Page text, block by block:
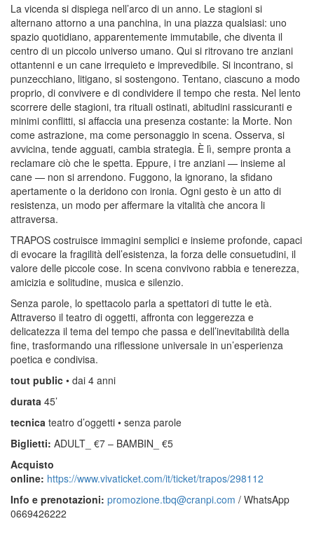
La vicenda si dispiega nell’arco di un anno. Le stagioni si
alternano attorno a una panchina, in una piazza qualsiasi: uno
spazio quotidiano, apparentemente immutabile, che diventa il
centro di un piccolo universo umano. Qui si ritrovano tre anziani
ottantenni e un cane irrequieto e imprevedibile. Si incontrano, si
punzecchiano, litigano, si sostengono. Tentano, ciascuno a modo
proprio, di convivere e di condividere il tempo che resta. Nel lento
scorrere delle stagioni, tra rituali ostinati, abitudini rassicuranti e
minimi conflitti, si affaccia una presenza costante: la Morte. Non
come astrazione, ma come personaggio in scena. Osserva, si
avvicina, tende agguati, cambia strategia. È lì, sempre pronta a
reclamare ciò che le spetta. Eppure, i tre anziani — insieme al
cane — non si arrendono. Fuggono, la ignorano, la sfidano
apertamente o la deridono con ironia. Ogni gesto è un atto di
resistenza, un modo per affermare la vitalità che ancora li
attraversa.
TRAPOS costruisce immagini semplici e insieme profonde, capaci
di evocare la fragilità dell’esistenza, la forza delle consuetudini, il
valore delle piccole cose. In scena convivono rabbia e tenerezza,
amicizia e solitudine, musica e silenzio.
Senza parole, lo spettacolo parla a spettatori di tutte le età.
Attraverso il teatro di oggetti, affronta con leggerezza e
delicatezza il tema del tempo che passa e dell’inevitabilità della
fine, trasformando una riflessione universale in un’esperienza
poetica e condivisa.
tout public • dai 4 anni
durata 45’
tecnica teatro d’oggetti • senza parole
Biglietti: ADULT_ €7 – BAMBIN_ €5
Acquisto
online: https://www.vivaticket.com/it/ticket/trapos/298112
Info e prenotazioni: promozione.tbq@cranpi.com / WhatsApp
0669426222